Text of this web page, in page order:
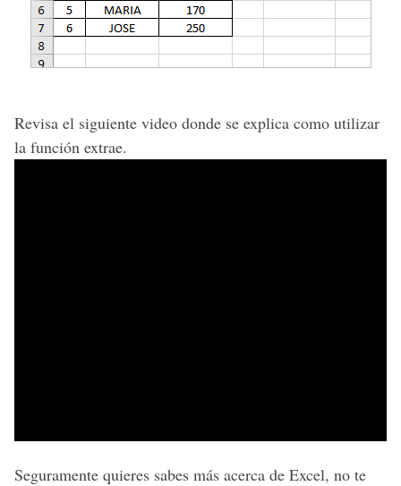
Revisa el siguiente video donde se explica como utilizar
la función extrae.
Seguramente quieres sabes más acerca de Excel, no te